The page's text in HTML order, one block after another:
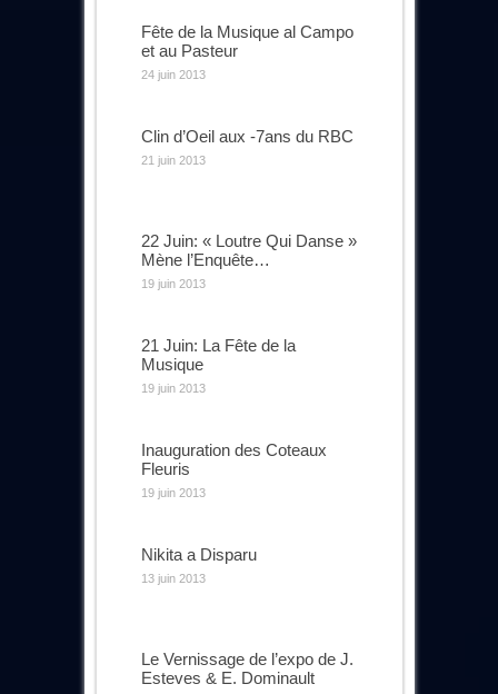
Fête de la Musique al Campo
et au Pasteur
24 juin 2013
Clin d’Oeil aux -7ans du RBC
21 juin 2013
22 Juin: « Loutre Qui Danse »
Mène l’Enquête…
19 juin 2013
21 Juin: La Fête de la
Musique
19 juin 2013
Inauguration des Coteaux
Fleuris
19 juin 2013
Nikita a Disparu
13 juin 2013
Le Vernissage de l’expo de J.
Esteves & E. Dominault